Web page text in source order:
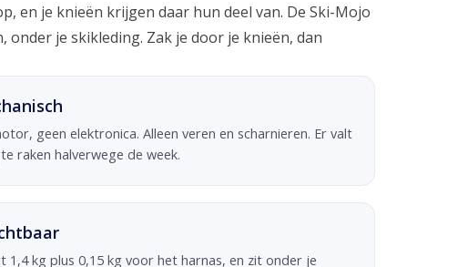
en je knieën krijgen daar hun deel van. De Ski-Mojo
je skikleding. Zak je door je knieën, dan
geen elektronica. Alleen veren en scharnieren. Er valt
raken halverwege de week.
1,4 kg plus 0,15 kg voor het harnas, en zit onder je